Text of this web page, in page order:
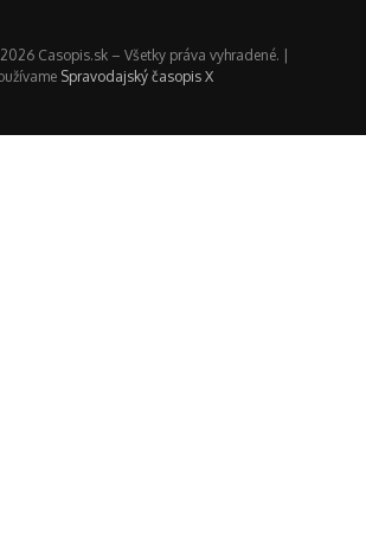
Casopis.sk – Všetky práva vyhradené. |
Spravodajský časopis X